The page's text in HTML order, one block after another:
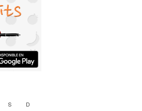
S D